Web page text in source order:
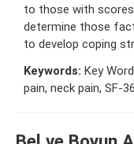
to those with
determine those
to develop coping
Keywords: Key
pain, neck pain, SF-36.